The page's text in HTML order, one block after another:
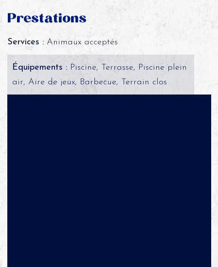
Prestations
Services :Animaux acceptés
Équipements :Piscine, Terrasse, Piscine plein
air, Aire de jeux, Barbecue, Terrain clos